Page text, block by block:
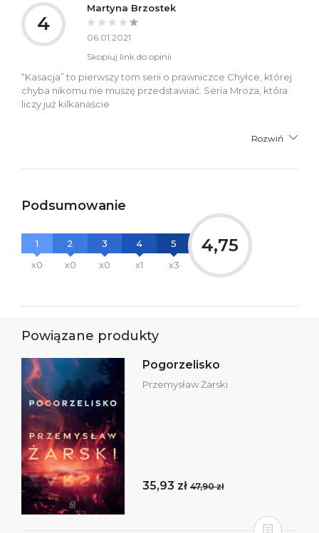
4
Martyna Brzostek
06.01.2021
Skopiuj link do opinii
“Kasacja” to pierwszy tom serii o prawniczce Chyłce, której
chyba nikomu nie muszę przedstawiać. Seria Mroza, która
liczy już kilkanaście
Rozwiń
Podsumowanie
1
x0
2
x0
3
x0
4
x1
5
x3
4,75
Powiązane produkty
Pogorzelisko
Przemysław Żarski
35,93 zł 47,90 zł